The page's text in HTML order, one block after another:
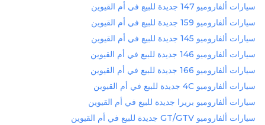
سيارات ألفاروميو 147 جديدة للبيع في أم القيوين
سيارات ألفاروميو 159 جديدة للبيع في أم القيوين
سيارات ألفاروميو 145 جديدة للبيع في أم القيوين
سيارات ألفاروميو 146 جديدة للبيع في أم القيوين
سيارات ألفاروميو 166 جديدة للبيع في أم القيوين
سيارات ألفاروميو 4C جديدة للبيع في أم القيوين
سيارات ألفاروميو بريرا جديدة للبيع في أم القيوين
سيارات ألفاروميو GT/GTV جديدة للبيع في أم القيوين